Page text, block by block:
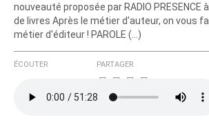
nouveauté proposée par RADIO PRESENCE
de livres Après le métier d'auteur, on vous
métier d'éditeur ! PAROLE (…)
ÉCOUTER PARTAGER